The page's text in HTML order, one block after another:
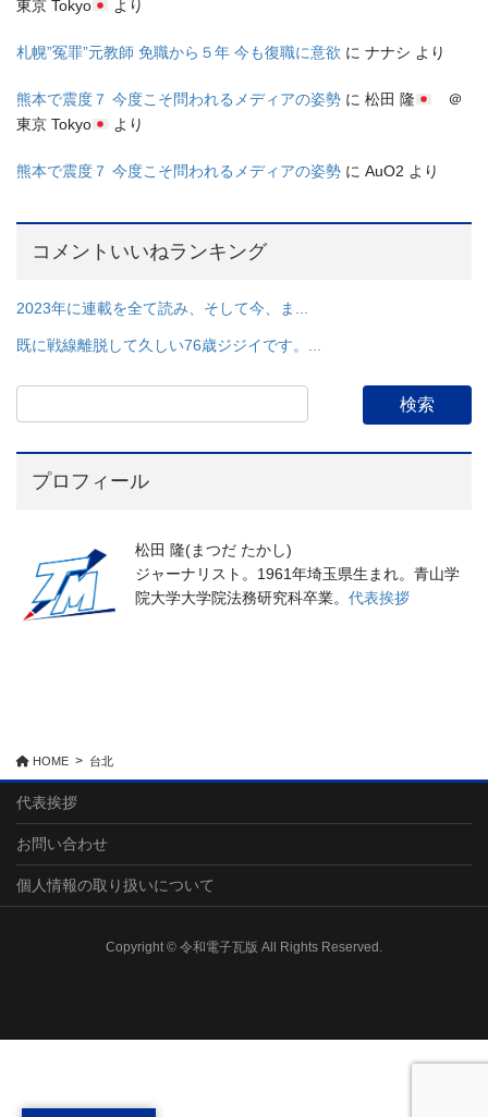
東京 Tokyo
より
札幌”冤罪”元教師 免職から５年 今も復職に意欲 に ナナシ より
熊本で震度７ 今度こそ問われるメディアの姿勢 に 松田 隆
＠
東京 Tokyo
より
熊本で震度７ 今度こそ問われるメディアの姿勢 に AuO2 より
コメントいいねランキング
2023年に連載を全て読み、そして今、ま...
既に戦線離脱して久しい76歳ジジイです。...
プロフィール
松田 隆(まつだ たかし)
ジャーナリスト。1961年埼玉県生まれ。青山学
院大学大学院法務研究科卒業。 代表挨拶
HOME 台北
代表挨拶
お問い合わせ
個人情報の取り扱いについて
Copyright © 令和電子瓦版 All Rights Reserved.